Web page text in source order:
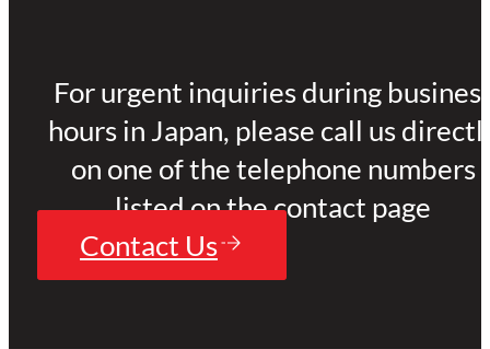
For urgent inquiries during
hours in Japan, please call us
on one of the telephone numbers
listed on the contact page
Contact Us